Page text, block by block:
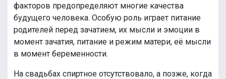
факторов предопределяют многие качества
будущего человека. Особую роль играет питание
родителей перед зачатием, их мысли и эмоции в
момент зачатия, питание и режим матери, её мысли
в момент беременности.
На свадьбах спиртное отсутствовало, а позже, когда